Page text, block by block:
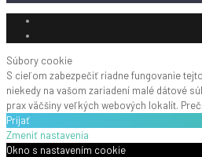
Súbory cookie
S cieľom zabezpečiť riadne fungovanie
niekedy na vašom zariadení malé dátové
prax väčšiny veľkých webových lokalít.
Prijať
Zmeniť nastavenia
Okno s nastavením cookie